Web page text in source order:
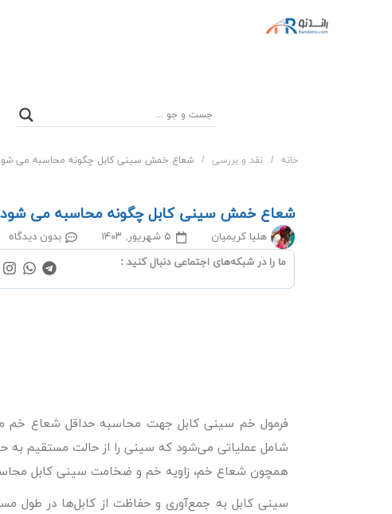
خانه / نقد و بررسی / شعاع خمش سینی کابل چگونه محاسبه می
شعاع خمش سینی کابل چگونه محاسبه می
هلیا کریمیان ۵ شهریور, ۱۴۰۳
بدون دیدگاه
ما را در شبکه‌‌های اجتماعی دنبال کنید :
فرمول خم سینی کابلجهت محاسبه حداقل شعاع خم
شامل عملیاتی می‌شود که سینی را از حالت مستقیم به
همچون شعاع خم، زاویه خم و ضخامت سینی کابل
سینی کابل به جمع‌آوری و حفاظت از کابل‌ها در